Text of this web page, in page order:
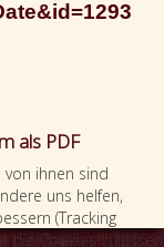
als PDF
von ihnen sind
uns helfen,
(Tracking
die Cookies zulassen